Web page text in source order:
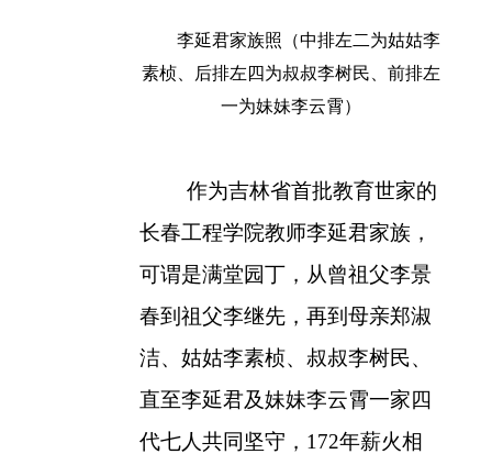
李延君家族照（中排左二为姑姑李
素桢、后排左四为叔叔李树民、前排左
一为妹妹李云霄）
作为吉林省首批教育世家的
长春工程学院教师李延君家族，
可谓是满堂园丁，从曾祖父李景
春到祖父李继先，再到母亲郑淑
洁、姑姑李素桢、叔叔李树民、
直至李延君及妹妹李云霄一家四
代七人共同坚守， 172年薪火相